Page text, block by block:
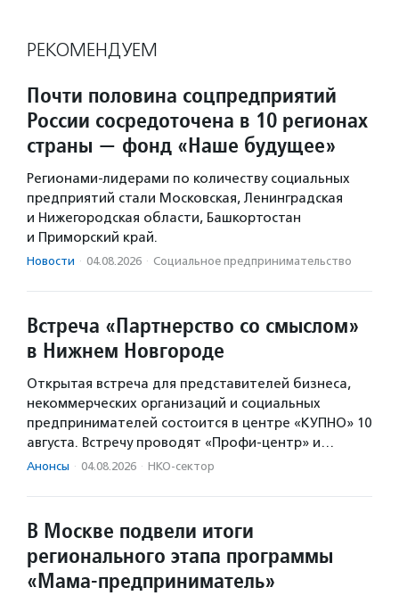
РЕКОМЕНДУЕМ
Почти половина соцпредприятий
России сосредоточена в 10 регионах
страны — фонд «Наше будущее»
Регионами-лидерами по количеству социальных
предприятий стали Московская, Ленинградская
и Нижегородская области, Башкортостан
и Приморский край.
Новости · 04.08.2026 · Социальное предпри­нима­тель­ство
Встреча «Партнерство со смыслом»
в Нижнем Новгороде
Открытая встреча для представителей бизнеса,
некоммерческих организаций и социальных
предпринимателей состоится в центре «КУПНО» 10
августа. Встречу проводят «Профи-центр» и…
Анонсы · 04.08.2026 · НКО-сектор
В Москве подвели итоги
регионального этапа программы
«Мама-предприниматель»